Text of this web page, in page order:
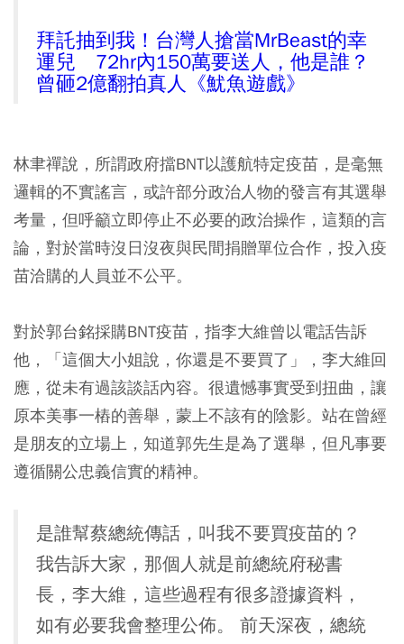
拜託抽到我！台灣人搶當MrBeast的幸
運兒 72hr內150萬要送人，他是誰？
曾砸2億翻拍真人《魷魚遊戲》
林聿禪說，所謂政府擋BNT以護航特定疫苗，是毫無
邏輯的不實謠言，或許部分政治人物的發言有其選舉
考量，但呼籲立即停止不必要的政治操作，這類的言
論，對於當時沒日沒夜與民間捐贈單位合作，投入疫
苗洽購的人員並不公平。
對於郭台銘採購BNT疫苗，指李大維曾以電話告訴
他，「這個大小姐說，你還是不要買了」，李大維回
應，從未有過該談話內容。很遺憾事實受到扭曲，讓
原本美事一樁的善舉，蒙上不該有的陰影。站在曾經
是朋友的立場上，知道郭先生是為了選舉，但凡事要
遵循關公忠義信實的精神。
是誰幫蔡總統傳話，叫我不要買疫苗的？
我告訴大家，那個人就是前總統府秘書
長，李大維，這些過程有很多證據資料，
如有必要我會整理公佈。 前天深夜，總統